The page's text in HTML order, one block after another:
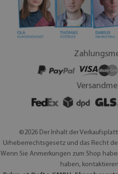
©2026 Der Inhalt der
Urheberrechtsgesetz und das Recht
Wenn Sie Anmerkungen zum Shop
haben,